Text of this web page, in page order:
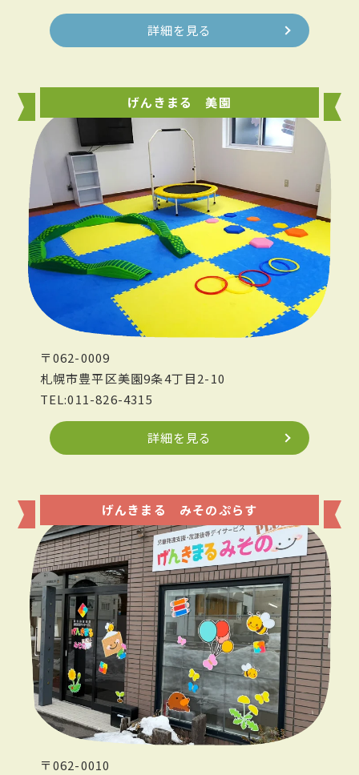
詳細を見る
げんきまる 美園
〒062-0009
札幌市豊平区美園9条4丁目2-10
TEL:011-826-4315
詳細を見る
げんきまる みそのぷらす
〒062-0010